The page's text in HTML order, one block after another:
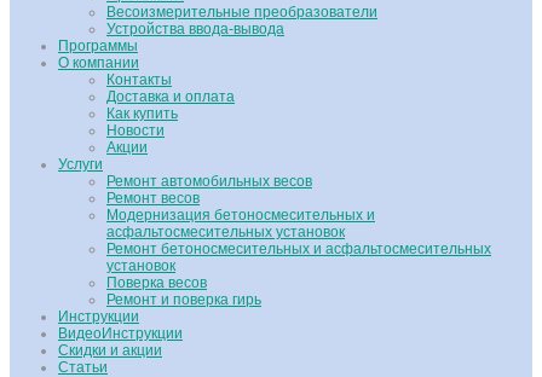
Весоизмерительные преобразователи
Устройства ввода-вывода
Программы
О компании
Контакты
Доставка и оплата
Как купить
Новости
Акции
Услуги
Ремонт автомобильных весов
Ремонт весов
Модернизация бетоносмесительных и
асфальтосмесительных установок
Ремонт бетоносмесительных и асфальтосмесительных
установок
Поверка весов
Ремонт и поверка гирь
Инструкции
ВидеоИнструкции
Скидки и акции
Статьи